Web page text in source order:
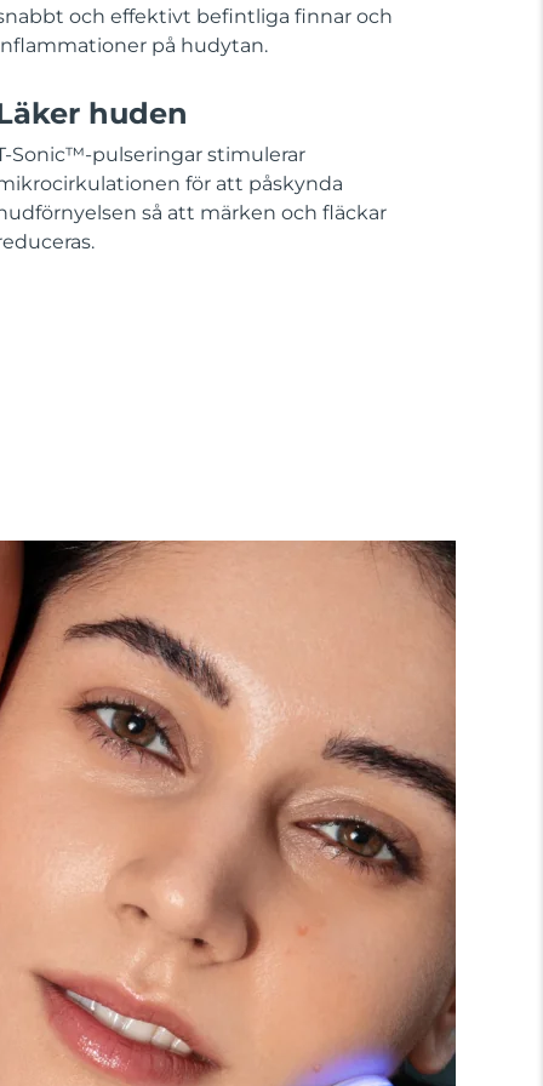
och effektivt befintliga finnar och
på hudytan.
huden
Sonic™-pulseringar stimulerar
för att påskynda
så att märken och fläckar